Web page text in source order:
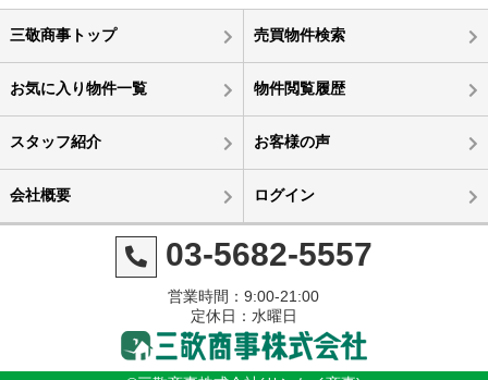
三敬商事トップ 売買物件検索
お気に入り物件一覧 物件閲覧履歴
スタッフ紹介 お客様の声
会社概要 ログイン
03-5682-5557
営業時間：9:00-21:00
定休日：水曜日